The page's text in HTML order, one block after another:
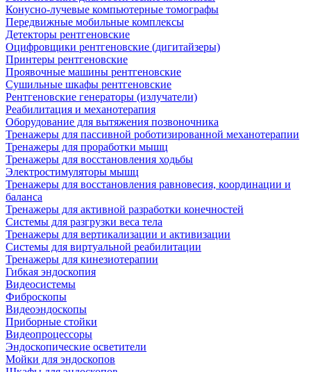
Конусно-лучевые компьютерные томографы
Передвижные мобильные комплексы
Детекторы рентгеновские
Оцифровщики рентгеновские (дигитайзеры)
Принтеры рентгеновские
Проявочные машины рентгеновские
Сушильные шкафы рентгеновские
Рентгеновские генераторы (излучатели)
Реабилитация и механотерапия
Оборудование для вытяжения позвоночника
Тренажеры для пассивной роботизированной механотерапии
Тренажеры для проработки мышц
Тренажеры для восстановления ходьбы
Электростимуляторы мышц
Тренажеры для восстановления равновесия, координации и
баланса
Тренажеры для активной разработки конечностей
Системы для разгрузки веса тела
Тренажеры для вертикализации и активизации
Системы для виртуальной реабилитации
Тренажеры для кинезиотерапии
Гибкая эндоскопия
Видеосистемы
Фиброскопы
Видеоэндоскопы
Приборные стойки
Видеопроцессоры
Эндоскопические осветители
Мойки для эндоскопов